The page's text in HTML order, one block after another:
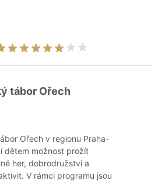
tábor Ořech
Ořech v regionu Praha-
dětem možnost prožít
her, dobrodružství a
V rámci programu jsou